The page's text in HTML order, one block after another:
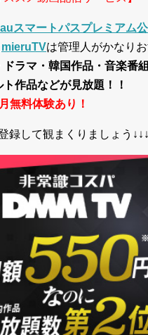
auスマートパスプレミアム
mieruTVは管理人がかなり
ドラマ・韓国作品・音楽番
作品などが見放題！！
無料体験あり！
録して観まくりましょう↓↓↓